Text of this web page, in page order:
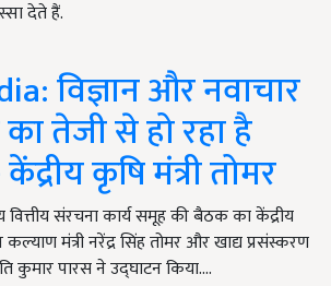
देते हैं.
विज्ञान और नवाचार
तेजी से हो रहा है
कृषि मंत्री तोमर
वित्तीय संरचना कार्य समूह की बैठक का केंद्रीय
मंत्री नरेंद्र सिंह तोमर और खाद्य प्रसंस्करण
कुमार पारस ने उद्घाटन किया.…